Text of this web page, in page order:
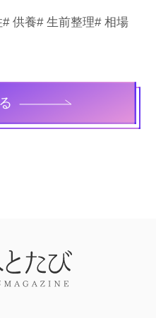
# 供養# 生前整理# 相場